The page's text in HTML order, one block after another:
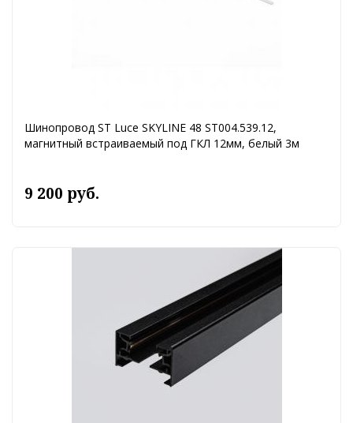
Шинопровод ST Luce SKYLINE 48 ST004.539.12,
магнитный встраиваемый под ГКЛ 12мм, белый 3м
9 200 руб.